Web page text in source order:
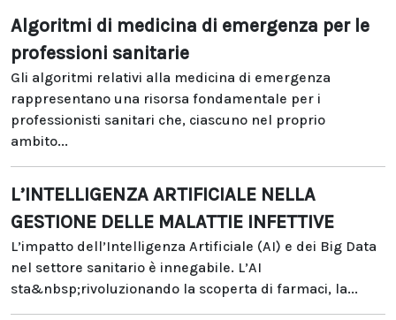
Algoritmi di medicina di emergenza per le
professioni sanitarie
Gli algoritmi relativi alla medicina di emergenza
rappresentano una risorsa fondamentale per i
professionisti sanitari che, ciascuno nel proprio
ambito...
L’INTELLIGENZA ARTIFICIALE NELLA
GESTIONE DELLE MALATTIE INFETTIVE
L’impatto dell’Intelligenza Artificiale (AI) e dei Big Data
nel settore sanitario è innegabile. L’AI
sta&nbsp;rivoluzionando la scoperta di farmaci, la...